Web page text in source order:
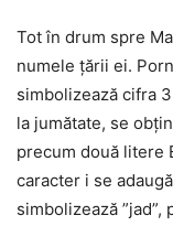
Tot în drum spre
numele țării ei.
simbolizează cifra
la jumătate, se
precum două litere
caracter i se
simbolizează